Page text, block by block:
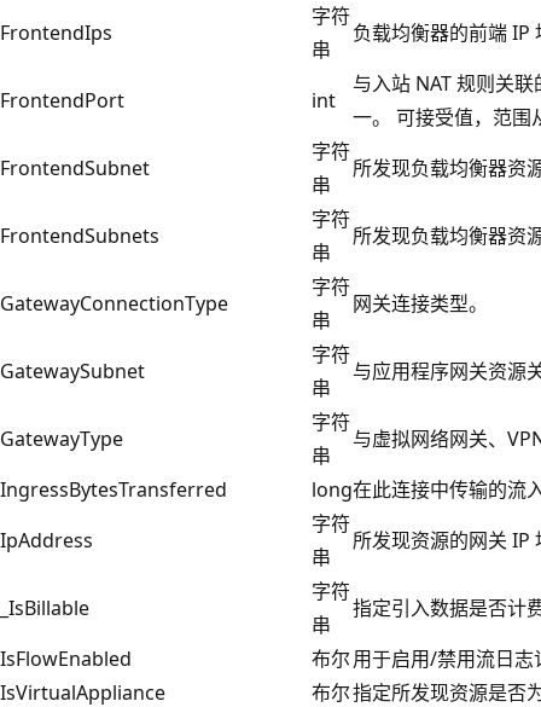
FrontendIps
字符
串
负载均衡器的前端 IP
FrontendPort int
与入站 NAT 规则关
一。 可接受值，范围
FrontendSubnet
字符
串
所发现负载均衡器资
FrontendSubnets
字符
串
所发现负载均衡器资
GatewayConnectionType
字符
串
网关连接类型。
GatewaySubnet
字符
串
与应用程序网关资源
GatewayType
字符
串
与虚拟网络网关、
IngressBytesTransferred
long在此连接中传输的流
IpAddress
字符
串
所发现资源的网关 IP
_IsBillable
字符
串
指定引入数据是否计
IsFlowEnabled
布尔用于启用/禁用流日志
IsVirtualAppliance
布尔指定所发现资源是否